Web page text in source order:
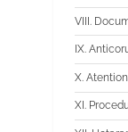
VIII.
IX.
X.
XI.